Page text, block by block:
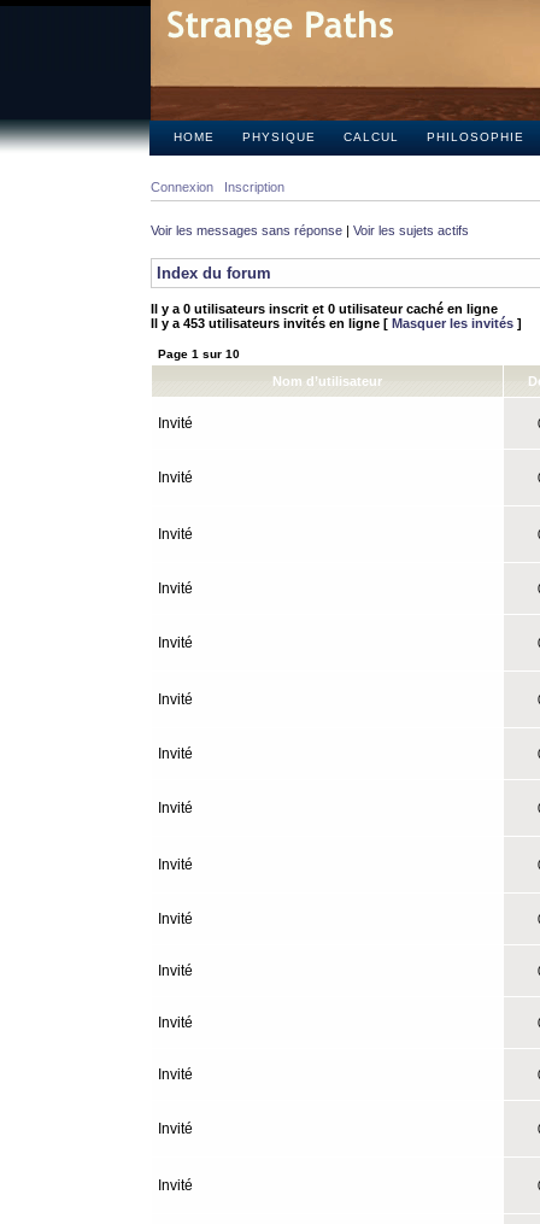
HOME PHYSIQUE CALCUL PHILOSOPHIE
Connexion Inscription
Voir les messages sans réponse | Voir les sujets actifs
Index du forum
Il y a 0 utilisateurs inscrit et 0 utilisateur caché en ligne
Il y a 453 utilisateurs invités en ligne [ Masquer les invités ]
Page 1 sur 10
Nom d’utilisateur
Invité
Invité
Invité
Invité
Invité
Invité
Invité
Invité
Invité
Invité
Invité
Invité
Invité
Invité
Invité